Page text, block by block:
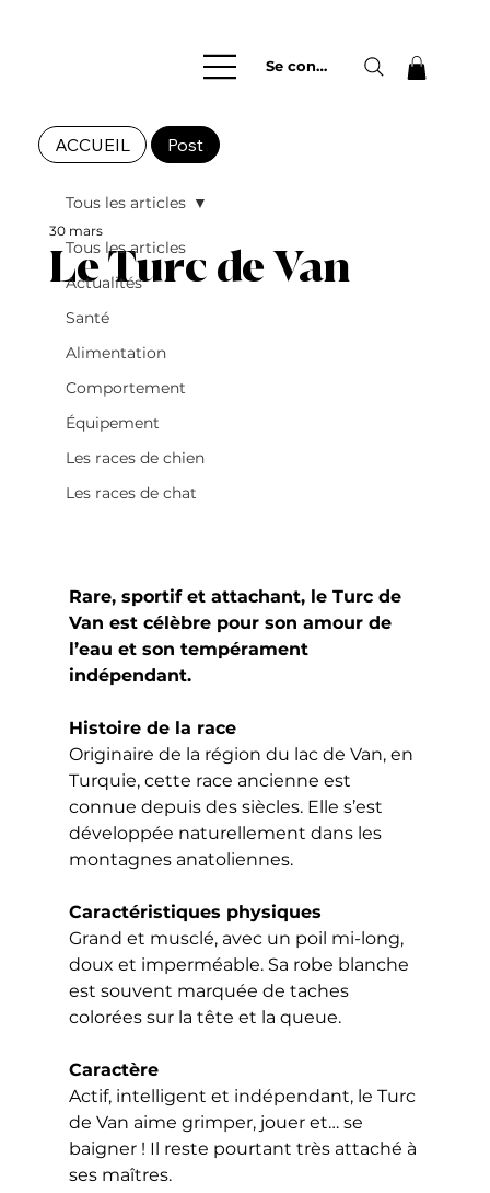
Se connecter
Tous les articles
Actualités
Santé
Alimentation
Comportement
Équipement
Les races de chien
Les races de chat
Tous les articles
Le Turc de Van
30 mars
Rare, sportif et attachant, le Turc de
Van est célèbre pour son amour de
l’eau et son tempérament
indépendant.
Histoire de la race
Originaire de la région du lac de Van, en
Turquie, cette race ancienne est
connue depuis des siècles. Elle s’est
développée naturellement dans les
montagnes anatoliennes.
Caractéristiques physiques
Grand et musclé, avec un poil mi-long,
doux et imperméable. Sa robe blanche
est souvent marquée de taches
colorées sur la tête et la queue.
Caractère
Actif, intelligent et indépendant, le Turc
de Van aime grimper, jouer et… se
baigner ! Il reste pourtant très attaché à
ses maîtres.
ACCUEIL Post